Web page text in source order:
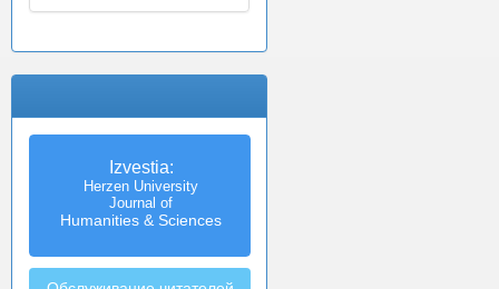
Izvestia:
Herzen University
Journal of
Humanities & Sciences